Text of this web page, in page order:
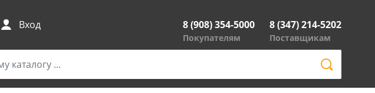
Вход 8 (908) 354-5000
Покупателям
8 (347) 214-5202
Поставщикам